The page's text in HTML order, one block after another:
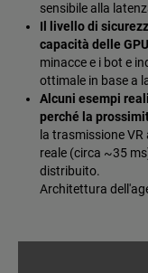
sensibile alla
Il livello di
capacità delle
minacce e i bot e
ottimale in base a
Alcuni esempi
perché la
la trasmissione
reale (circa ~35
distribuito.
Architettura